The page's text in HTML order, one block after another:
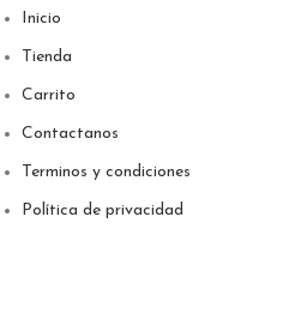
Inicio
Tienda
Carrito
Contactanos
Terminos y condiciones
Política de privacidad